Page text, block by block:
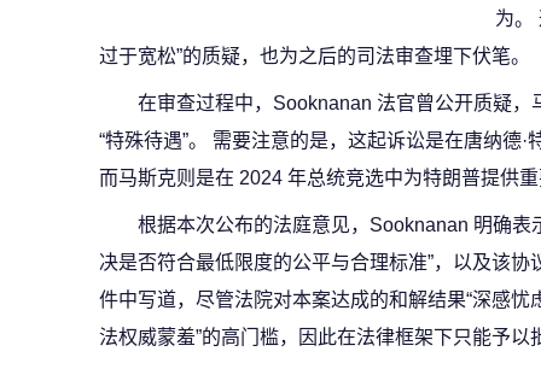
为。
过于宽松”的质疑，也为之后的司法审查埋下伏笔。
在审查过程中，Sooknanan 法官曾公开质疑
“特殊待遇”。 需要注意的是，这起诉讼是在唐纳德
而马斯克则是在 2024 年总统竞选中为特朗普提供
根据本次公布的法庭意见，Sooknanan 明确表
决是否符合最低限度的公平与合理标准”，以及该协
件中写道，尽管法院对本案达成的和解结果“深感忧
法权威蒙羞”的高门槛，因此在法律框架下只能予以